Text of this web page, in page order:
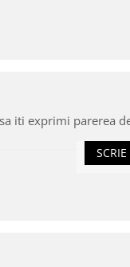
iti exprimi parerea